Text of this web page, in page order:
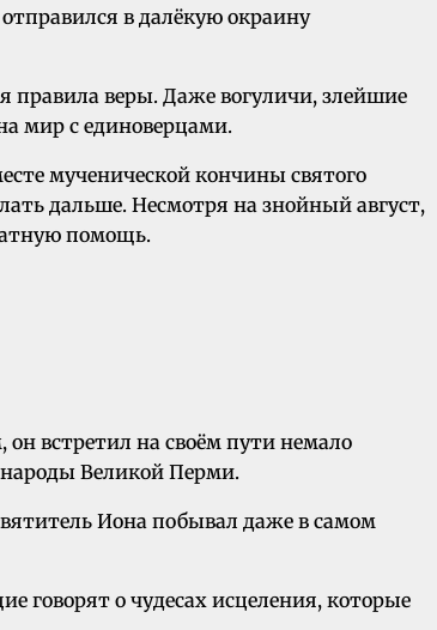
в далёкую окраину
правила веры. Даже вогуличи, злейшие
мир с единоверцами.
мученической кончины святого
дальше. Несмотря на знойный август,
помощь.
встретил на своём пути немало
народы Великой Перми.
Иона побывал даже в самом
говорят о чудесах исцеления, которые